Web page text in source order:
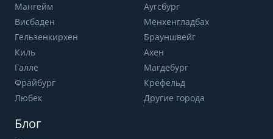
Мангейм
Аугсбург
Висбаден
Мёнхенгладбах
Гельзенкирхен
Брауншвейг
Киль
Ахен
Галле
Магдебург
Фрайбург
Крефельд
Любек
Другие города
Блог